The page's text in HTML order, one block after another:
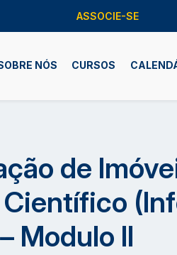
ASSOCIE-SE
NÓS CURSOS
de
Modulo II